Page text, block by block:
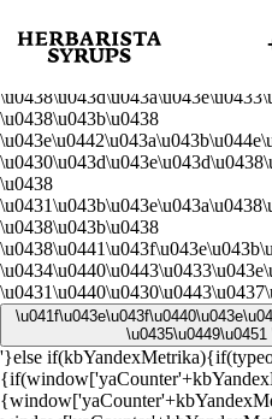
\u0441\u0430\u0439\u0442
\u0438\u043b\u0438
\u0438
\u0438\u043b\u0438
'}else